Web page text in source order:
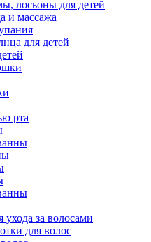
лосьоны для детей
и массажа
для детей
рта
ухода за волосами
для волос